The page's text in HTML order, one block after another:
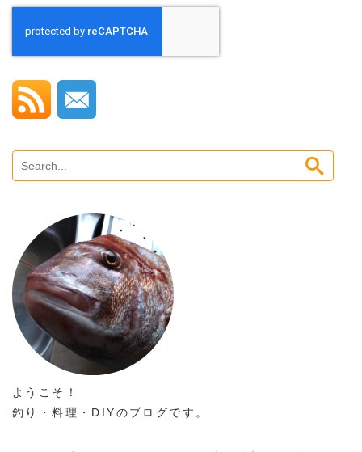
ようこそ！
釣り・料理・DIYのブログです。